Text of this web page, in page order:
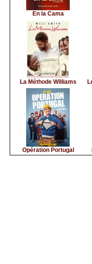
En la Cama
La Méthode Williams
Opération Portugal